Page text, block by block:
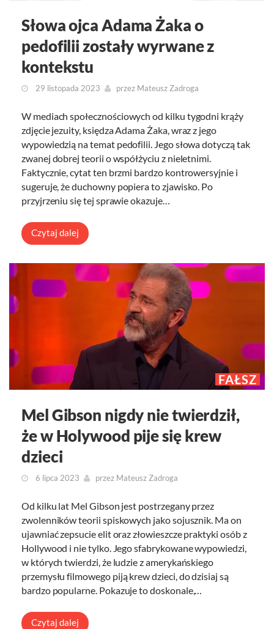
Słowa ojca Adama Żaka o
pedofilii zostały wyrwane z
kontekstu
29 listopada 2023 przez Mateusz Zadroga
W mediach społecznościowych od kilku tygodni krąży
zdjęcie jezuity, księdza Adama Żaka, wraz z jego
wypowiedzią na temat pedofilii. Jego słowa dotyczą tak
zwanej dobrej teorii o współżyciu z nieletnimi.
Faktycznie, cytat ten brzmi bardzo kontrowersyjnie i
sugeruje, że duchowny popiera to zjawisko. Po
przyjrzeniu się tej sprawie okazuje…
Czytaj dalej
FAŁSZ
Mel Gibson nigdy nie twierdził,
że w Holywood pije się krew
dzieci
6 lipca 2023 przez Mateusz Zadroga
Od kilku lat Mel Gibson jest postrzegany przez
zwolenników teorii spiskowych jako sojusznik. Ma on
ujawniać zepsucie elit oraz złowieszcze praktyki osób z
Hollywood i nie tylko. Jego sfabrykowane wypowiedzi,
w których twierdzi, że ludzie z amerykańskiego
przemysłu filmowego piją krew dzieci, do dzisiaj są
bardzo popularne. Pokazuje to doskonale,…
Czytaj dalej